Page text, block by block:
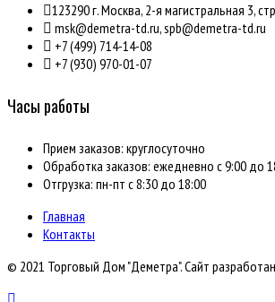
123290 г. Москва, 2-я магистральная 3,
msk@demetra-td.ru, spb@demetra-td.ru
+7 (499) 714-14-08
+7 (930) 970-01-07
Часы работы
Прием заказов: круглосуточно
Обработка заказов: ежедневно с 9:00 до
Отгрузка: пн-пт с 8:30 до 18:00
Главная
Контакты
© 2021 Торговый Дом "Деметра". Сайт